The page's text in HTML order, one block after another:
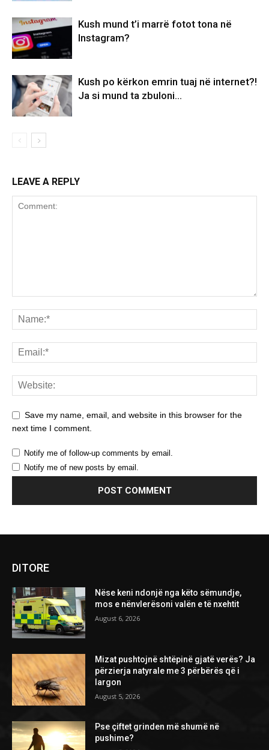
Kush mund t’i marrë fotot tona në
Instagram?
Kush po kërkon emrin tuaj në internet?!
Ja si mund ta zbuloni…
LEAVE A REPLY
Save my name, email, and website in this browser for the
next time I comment.
Notify me of follow-up comments by email.
Notify me of new posts by email.
DITORE
Nëse keni ndonjë nga këto sëmundje,
mos e nënvlerësoni valën e të nxehtit
August 6, 2026
Mizat pushtojnë shtëpinë gjatë verës? Ja
përzierja natyrale me 3 përbërës që i
largon
August 5, 2026
Pse çiftet grinden më shumë në
pushime?